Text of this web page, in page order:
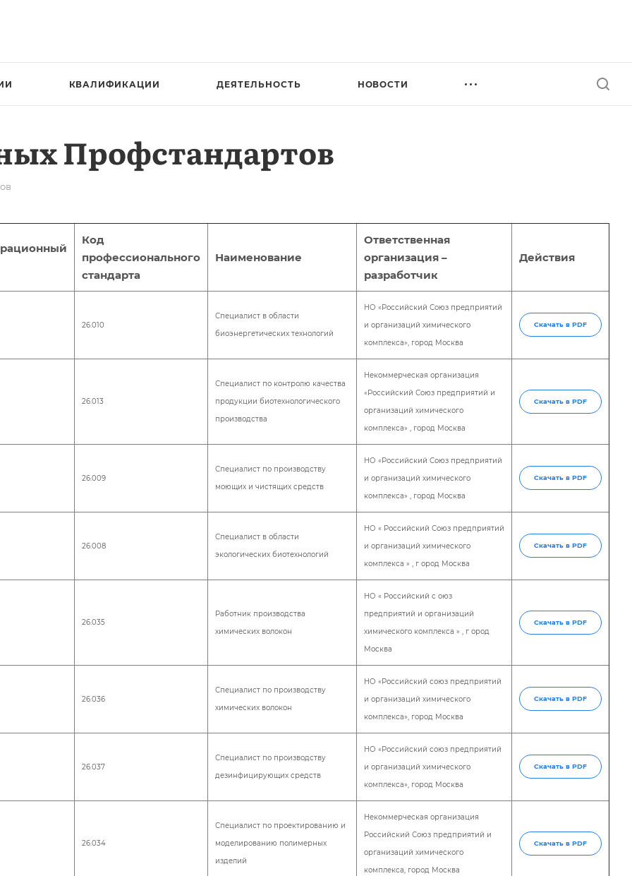
КВАЛИФИКАЦИИ ДЕЯТЕЛЬНОСТЬ НОВОСТИ
Профстандартов
Код
профессионального
стандарта
Наименование
Ответственная
организация –
разработчик
Действия
26.010
Специалист в области
биоэнергетических технологий
НО «Российский Союз предприятий
и организаций химического
комплекса», город Москва
Скачать в PDF
26.013
Специалист по контролю качества
продукции биотехнологического
производства
Некоммерческая организация
«Российский Союз предприятий и
организаций химического
комплекса» , город Москва
Скачать в PDF
26.009
Специалист по производству
моющих и чистящих средств
НО «Российский Союз предприятий
и организаций химического
комплекса» , город Москва
Скачать в PDF
26.008
Специалист в области
экологических биотехнологий
НО « Российский Союз предприятий
и организаций химического
комплекса » , г ород Москва
Скачать в PDF
26.035
Работник производства
химических волокон
НО « Российский с оюз
предприятий и организаций
химического комплекса » , г ород
Москва
Скачать в PDF
26.036
Специалист по производству
химических волокон
НО «Российский союз предприятий
и организаций химического
комплекса», город Москва
Скачать в PDF
26.037
Специалист по производству
дезинфицирующих средств
НО «Российский союз предприятий
и организаций химического
комплекса», город Москва
Скачать в PDF
26.034
Специалист по проектированию и
моделированию полимерных
изделий
Некоммерческая организация
Российский Союз предприятий и
организаций химического
комплекса, город Москва
Скачать в PDF